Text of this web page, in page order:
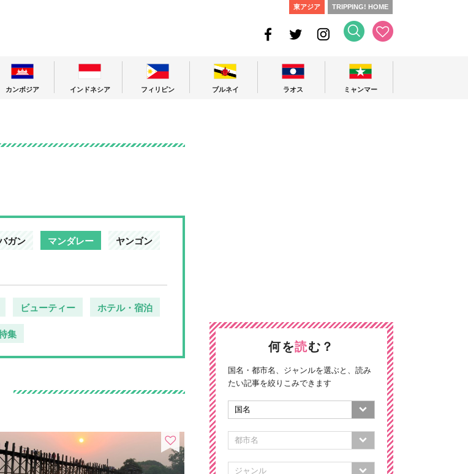
東アジア TRIPPING! HOME
カンボジア インドネシア フィリピン ブルネイ ラオス ミャンマー
ガン マンダレー ヤンゴン
ビューティー ホテル・宿泊
集
何を読む？
国名・都市名、ジャンルを選ぶと、読み
たい記事を絞りこみできます